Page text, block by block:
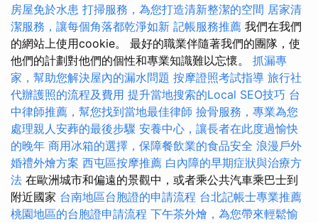
房屋免於水患 打掃服務，為您打造清新整潔的空間 居家清
潔服務，讓每個角落都乾淨如新 記帳服務推薦 我們在我們
的網站上使用cookie。 最好的職業伴隨著我們的團隊，使
他們的計劃對他們的個性和專業知識難以忘懷。 抓漏專
家，幫助您解決屋內的漏水問題 按摩證照考試指導 旅行社
代辦護照的流程及費用 提升當地搜索的Local SEO技巧 台
中律師推薦，幫您找到當地最佳律師 撿骨服務，專業為您
處理親人安葬的最後步驟 安養中心，讓長者在此度過愉快
的晚年 商用冰箱的選擇，保障餐飲業的食品安全 浪漫戶外
婚禮外燴方案 西屯區按摩推薦 白內障的早期症狀與治療方
法 在歐洲城市和偏遠的景觀中，或者乘公共汽車乘巴士到
附近國家 台南地區台胞證的申請流程 台北記帳士專業推薦
桃園地區的台胞證申請流程 下午茶外燴，為您帶來輕鬆愉